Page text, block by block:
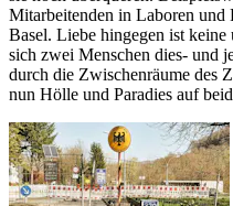
Mitarbeitenden in Laboren und
Basel. Liebe hingegen ist
sich zwei Menschen dies- und
durch die Zwischenräume des
nun Hölle und Paradies auf